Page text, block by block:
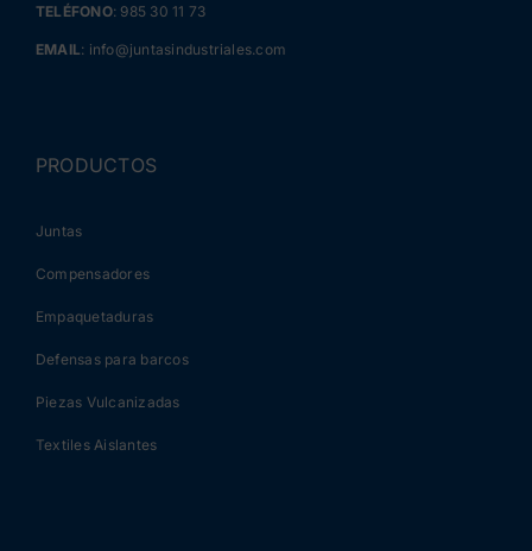
TELÉFONO: 985 30 11 73
EMAIL: info@juntasindustriales.com
PRODUCTOS
Juntas
Compensadores
Empaquetaduras
Defensas para barcos
Piezas Vulcanizadas
Textiles Aislantes